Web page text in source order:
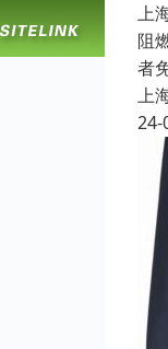
上
阻
者
上
24-